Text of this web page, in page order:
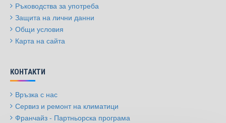
Ръководства за употреба
Защита на лични данни
Общи условия
Карта на сайта
КОНТАКТИ
Връзка с нас
Сервиз и ремонт на климатици
Франчайз - Партньорска програма